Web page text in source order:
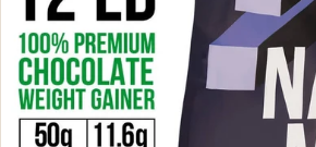
”Protein Powder“
”Overnight Oats“
”Vegan protein“
”Collagen“
”Micellar Casein“